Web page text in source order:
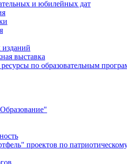
и юбилейных дат
выставка
по образовательным
проектов по